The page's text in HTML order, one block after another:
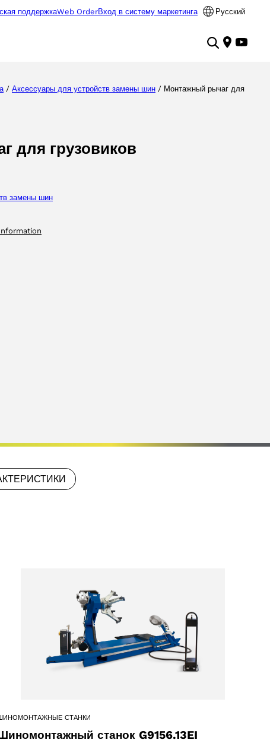
поддержкаWeb OrderВход в систему маркетинга Русский
/ Аксессуары для yстройств замены шин / Монтажный рычаг для
для грузовиков
замены шин
СТАНКИ
станок G9156.13EI